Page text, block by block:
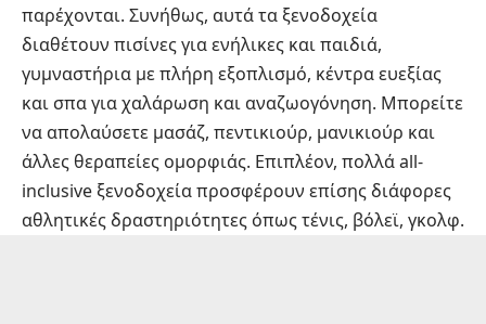
παρέχονται. Συνήθως, αυτά τα ξενοδοχεία
διαθέτουν πισίνες για ενήλικες και παιδιά,
γυμναστήρια με πλήρη εξοπλισμό, κέντρα ευεξίας
και σπα για χαλάρωση και αναζωογόνηση. Μπορείτε
να απολαύσετε μασάζ, πεντικιούρ, μανικιούρ και
άλλες θεραπείες ομορφιάς. Επιπλέον, πολλά all-
inclusive ξενοδοχεία προσφέρουν επίσης διάφορες
αθλητικές δραστηριότητες όπως τένις, βόλεϊ, γκολφ.